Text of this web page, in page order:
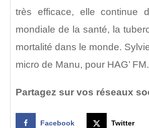
très efficace, elle continue
mondiale de la santé, la
mortalité dans le monde.
micro de Manu, pour HAG’ FM.
Partagez sur vos réseaux
Facebook Twitter